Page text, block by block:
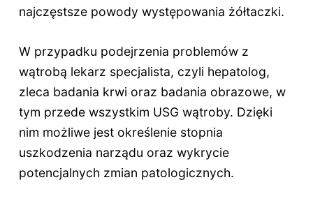
najczęstsze powody występowania żółtaczki.
W przypadku podejrzenia problemów z
wątrobą lekarz specjalista, czyli hepatolog,
zleca badania krwi oraz badania obrazowe, w
tym przede wszystkim USG wątroby. Dzięki
nim możliwe jest określenie stopnia
uszkodzenia narządu oraz wykrycie
potencjalnych zmian patologicznych.